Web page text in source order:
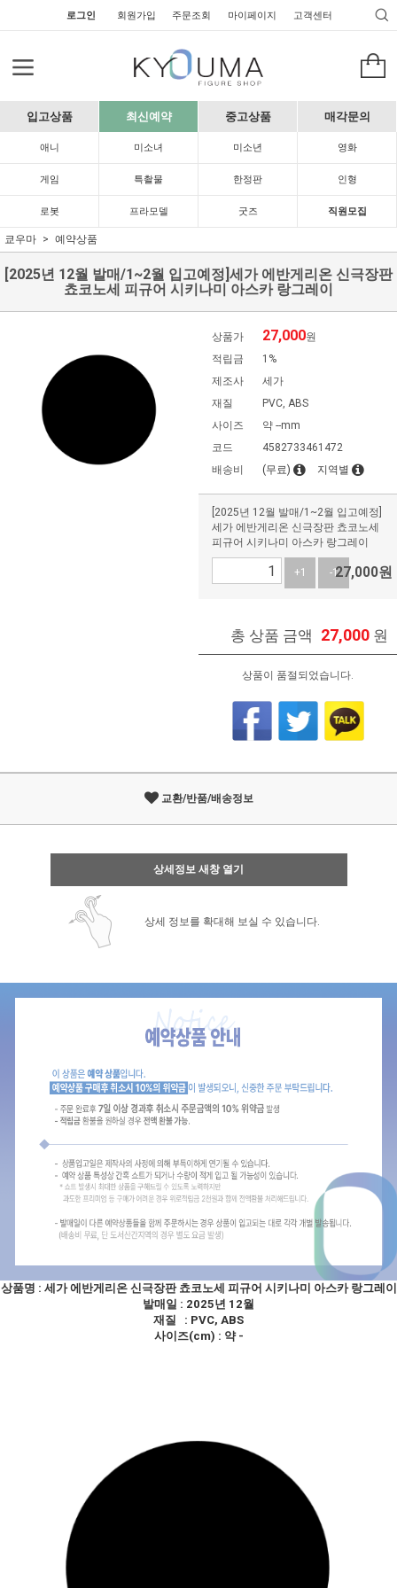
로그인 회원가입 주문조회 마이페이지 고객센터
입고상품 최신예약 중고상품 매각문의
애니 미소녀 미소년 영화
게임 특촬물 한정판 인형
로봇 프라모델 굿즈 직원모집
쿄우마 예약상품
[2025년 12월 발매/1~2월 입고예정]세가 에반게리온 신극장판
쵸코노세 피규어 시키나미 아스카 랑그레이
상품가 27,000원
적립금
1%
제조사
세가
재질
PVC, ABS
사이즈
약 --mm
코드
4582733461472
배송비
(무료) 지역별
[2025년 12월 발매/1~2월 입고예정]
세가 에반게리온 신극장판 쵸코노세
피규어 시키나미 아스카 랑그레이
+1 -127,000원
총 상품 금액 27,000 원
상품이 품절되었습니다.
교환/반품/배송정보
상세정보 새창 열기
상세 정보를 확대해 보실 수 있습니다.
상품명 : 세가 에반게리온 신극장판 쵸코노세 피규어 시키나미 아스카 랑그레이
발매일 : 2025년 12월
재질 : PVC, ABS
사이즈(cm) : 약 -